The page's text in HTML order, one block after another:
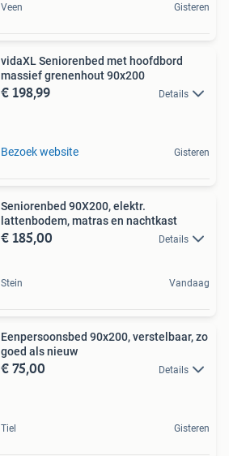
Veen Gisteren
vidaXL Seniorenbed met hoofdbord
massief grenenhout 90x200
€ 198,99 Details
Bezoek website Gisteren
Seniorenbed 90X200, elektr.
lattenbodem, matras en nachtkast
€ 185,00 Details
Stein Vandaag
Eenpersoonsbed 90x200, verstelbaar, zo
goed als nieuw
€ 75,00 Details
Tiel Gisteren